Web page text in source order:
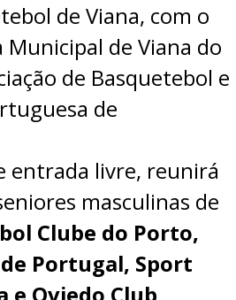
de Viana, com o
Municipal de Viana do
de Basquetebol e
de
entrada livre, reunirá
masculinas de
Clube do Porto,
Portugal, Sport